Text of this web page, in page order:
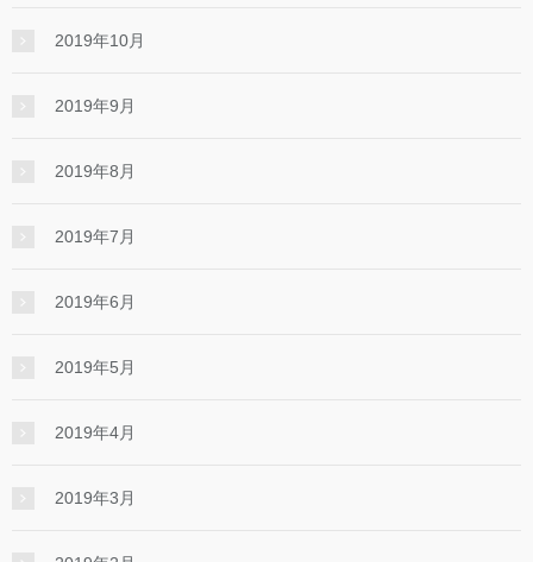
2019年10月
2019年9月
2019年8月
2019年7月
2019年6月
2019年5月
2019年4月
2019年3月